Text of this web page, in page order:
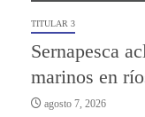
TITULAR 3
Sernapesca
marinos en
agosto 7, 2026